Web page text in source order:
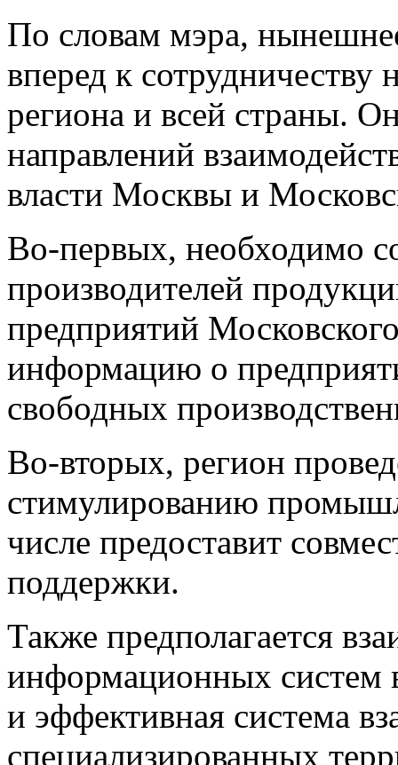
По словам мэра,
вперед к сотрудничеству
региона и всей страны.
направлений
власти Москвы и
Во-первых, необходимо
производителей
предприятий
информацию о
свободных
Во-вторых, регион
стимулированию
числе предоставит
поддержки.
Также предполагается
информационных систем
и эффективная система
специализированных